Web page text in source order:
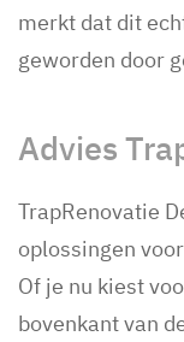
merkt dat dit
geworden door
Advies
TrapRenovatie
oplossingen
Of je nu kiest
bovenkant van